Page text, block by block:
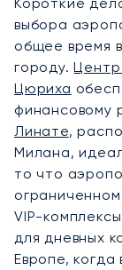
выбора
общее время
городу.
Цюриха
финансовому
Линате,
Милана,
то что
VIP-
для дневных
Европе,